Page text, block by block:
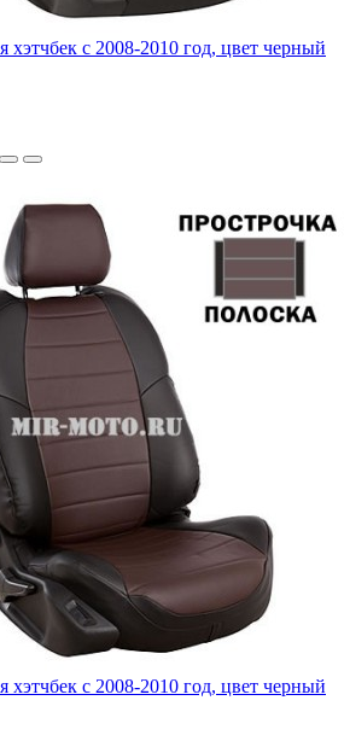
с 2008-2010 год, цвет черный
с 2008-2010 год, цвет черный